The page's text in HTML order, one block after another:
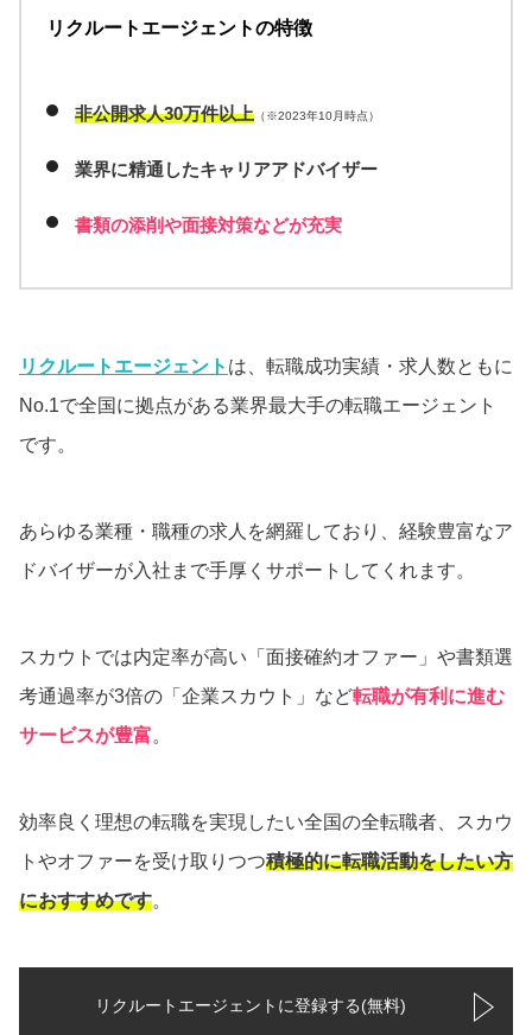
リクルートエージェントの特徴
非公開求人30万件以上（※2023年10月時点）
業界に精通したキャリアアドバイザー
書類の添削や面接対策などが充実
リクルートエージェント は、転職成功実績・求人数ともに
No.1で全国に拠点がある業界最大手の転職エージェント
です。
あらゆる業種・職種の求人を網羅しており、経験豊富なア
ドバイザーが入社まで手厚くサポートしてくれます。
スカウトでは内定率が高い「面接確約オファー」や書類選
考通過率が3倍の「企業スカウト」など転職が有利に進む
サービスが豊富。
効率良く理想の転職を実現したい全国の全転職者、スカウ
トやオファーを受け取りつつ積極的に転職活動をしたい方
におすすめです。
リクルートエージェントに登録する(無料)